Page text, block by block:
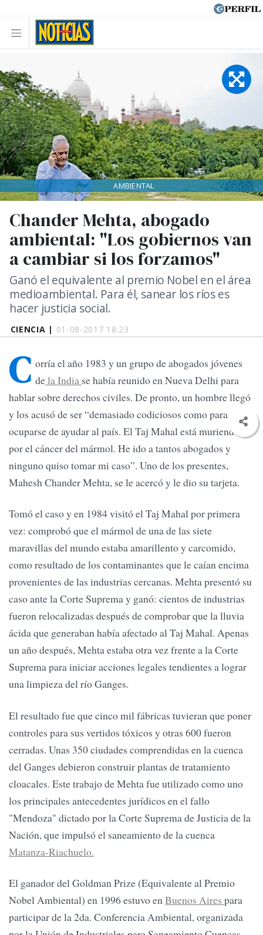
CIENCIA | 01-08-2017 18:23
Chander Mehta, abogado
ambiental: "Los gobiernos van
a cambiar si los forzamos"
Ganó el equivalente al premio Nobel en el área
medioambiental. Para él, sanear los ríos es
hacer justicia social.
AMBIENTAL
C orría el año 1983 y un grupo de abogados jóvenes
dela India se había reunido en Nueva Delhi para
hablar sobre derechos civiles. De pronto, un hombre llegó
y los acusó de ser “demasiado codiciosos como para
ocuparse de ayudar al país. El Taj Mahal está muriendo
por el cáncer del mármol. He ido a tantos abogados y
ninguno quiso tomar mi caso”. Uno de los presentes,
Mahesh Chander Mehta, se le acercó y le dio su tarjeta.
Tomó el caso y en 1984 visitó el Taj Mahal por primera
vez: comprobó que el mármol de una de las siete
maravillas del mundo estaba amarillento y carcomido,
como resultado de los contaminantes que le caían encima
provenientes de las industrias cercanas. Mehta presentó su
caso ante la Corte Suprema y ganó: cientos de industrias
fueron relocalizadas después de comprobar que la lluvia
ácida que generaban había afectado al Taj Mahal. Apenas
un año después, Mehta estaba otra vez frente a la Corte
Suprema para iniciar acciones legales tendientes a lograr
una limpieza del río Ganges.
El resultado fue que cinco mil fábricas tuvieran que poner
controles para sus vertidos tóxicos y otras 600 fueron
cerradas. Unas 350 ciudades comprendidas en la cuenca
del Ganges debieron construir plantas de tratamiento
cloacales. Este trabajo de Mehta fue utilizado como uno
los principales antecedentes jurídicos en el fallo
"Mendoza" dictado por la Corte Suprema de Justicia de la
Nación, que impulsó el saneamiento de la cuenca
Matanza-Riachuelo.
El ganador del Goldman Prize (Equivalente al Premio
Nobel Ambiental) en 1996 estuvo enBuenos Aires para
participar de la 2da. Conferencia Ambiental, organizada